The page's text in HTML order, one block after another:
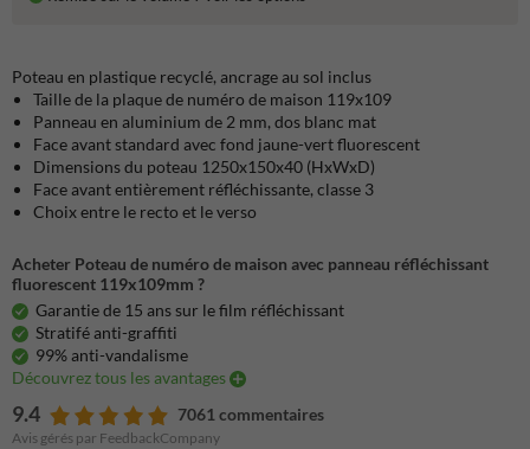
Poteau en plastique recyclé, ancrage au sol inclus
Taille de la plaque de numéro de maison 119x109
Panneau en aluminium de 2 mm, dos blanc mat
Face avant standard avec fond jaune-vert fluorescent
Dimensions du poteau 1250x150x40 (HxWxD)
Face avant entièrement réfléchissante, classe 3
Choix entre le recto et le verso
Acheter Poteau de numéro de maison avec panneau réfléchissant
fluorescent 119x109mm ?
Garantie de 15 ans sur le film réfléchissant
Stratifé anti-graffiti
99% anti-vandalisme
Découvrez tous les avantages
9.4 7061 commentaires
Avis gérés par FeedbackCompany